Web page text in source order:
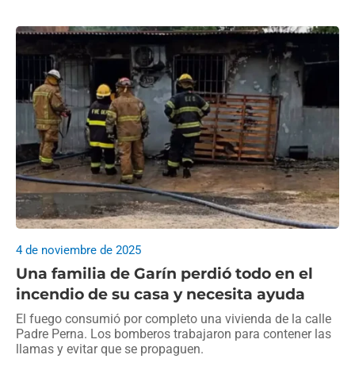
Una familia de Garín perdió todo en el
incendio de su casa y necesita ayuda
4 de noviembre de 2025
El fuego consumió por completo una vivienda de la calle
Padre Perna. Los bomberos trabajaron para contener las
llamas y evitar que se propaguen.